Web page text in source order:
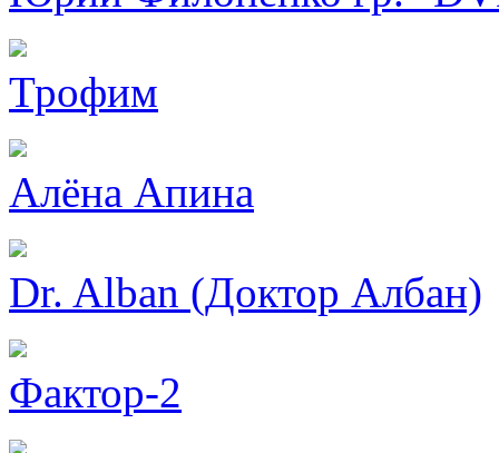
Трофим
Алёна Апина
Dr. Alban (Доктор Албан)
Фактор-2